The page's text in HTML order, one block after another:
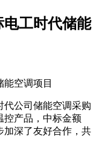
工时代储能
代公司储能空调采购
控产品，中标金额
加深了友好合作，共